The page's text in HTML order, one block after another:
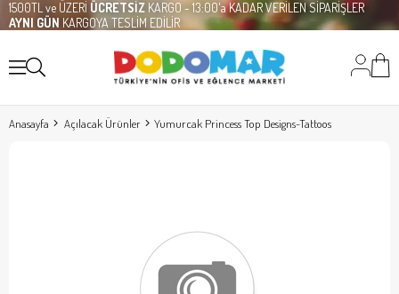
1500TL ve ÜZERİ ÜCRETSİZ KARGO - 13:00'a KADAR VERİLEN SİPARİŞLER
AYNI GÜN KARGOYA TESLİM EDİLİR
Anasayfa Açılacak Ürünler Yumurcak Princess Top Designs-Tattoos